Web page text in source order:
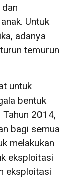
Untuk
adanya
temurun
untuk
bentuk
2014,
bagi semua
melakukan
eksploitasi
eksploitasi